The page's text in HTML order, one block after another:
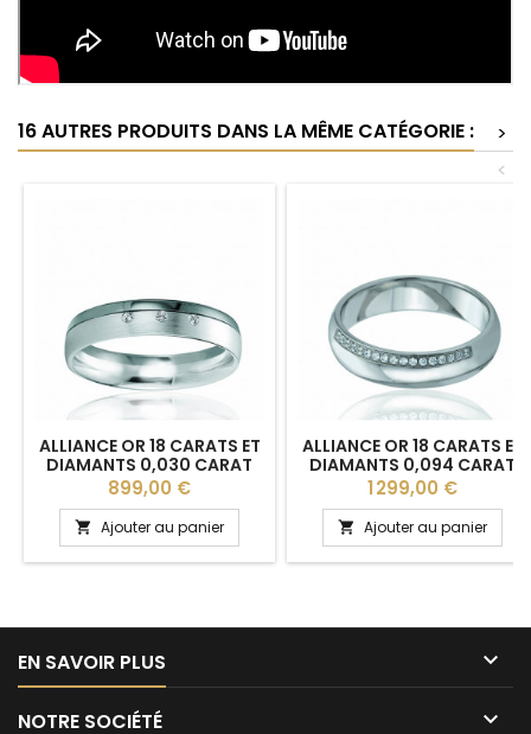
16 AUTRES PRODUITS DANS LA MÊME CATÉGORIE :
>
<
ALLIANCE OR 18 CARATS ET
DIAMANTS 0,030 CARAT
BREUNING "OLYMPIA" - 4,5
MM
Prix
899,00 €
 Ajouter au panier
ALLIANCE OR 18 CARATS ET
DIAMANTS 0,094 CARAT
BREUNING "ANNUKKA" - 5
MM
Prix
1 299,00 €
 Ajouter au panier
EN SAVOIR PLUS 
NOTRE SOCIÉTÉ 